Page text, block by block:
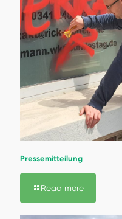
Pressemitteilung
Read more